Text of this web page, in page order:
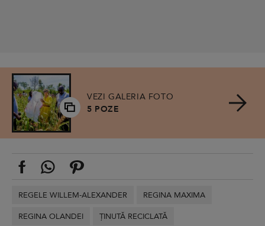
VEZI GALERIA FOTO
5 POZE
REGELE WILLEM-ALEXANDER
REGINA MAXIMA
REGINA OLANDEI
ȚINUTĂ RECICLATĂ